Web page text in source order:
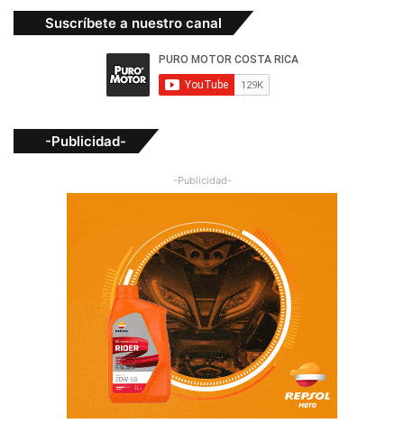
Suscríbete a nuestro canal
-Publicidad-
-Publicidad-